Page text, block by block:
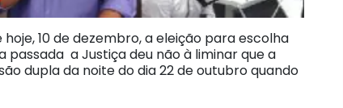
10 de dezembro, a eleição para escolha
a Justiça deu não à liminar que a
dupla da noite do dia 22 de outubro quando